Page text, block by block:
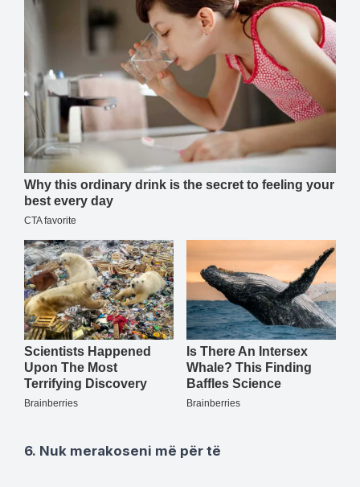
6. Nuk merakoseni më për të